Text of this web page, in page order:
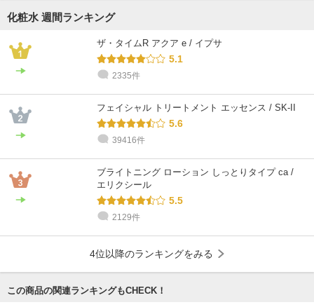
化粧水 週間ランキング
ザ・タイムR アクア e / イプサ
5.1
2335件
フェイシャル トリートメント エッセンス / SK-II
5.6
39416件
ブライトニング ローション しっとりタイプ ca /
エリクシール
5.5
2129件
4位以降のランキングをみる
この商品の関連ランキングもCHECK！